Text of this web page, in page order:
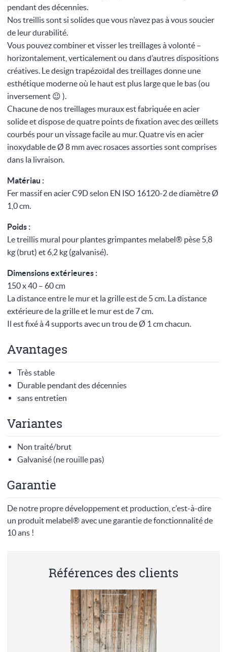
pendant des décennies.
Nos treillis sont si solides que vous n’avez pas à vous soucier
de leur durabilité.
Vous pouvez combiner et visser les treillages à volonté –
horizontalement, verticalement ou dans d’autres dispositions
créatives. Le design trapézoïdal des treillages donne une
esthétique moderne où le haut est plus large que le bas (ou
inversement 😉 ).
Chacune de nos treillages muraux est fabriquée en acier
solide et dispose de quatre points de fixation avec des œillets
courbés pour un vissage facile au mur. Quatre vis en acier
inoxydable de Ø 8 mm avec rosaces assorties sont comprises
dans la livraison.
Matériau :
Fer massif en acier C9D selon EN ISO 16120-2 de diamètre Ø
1,0 cm.
Poids :
Le treillis mural pour plantes grimpantes melabel® pèse 5,8
kg (brut) et 6,2 kg (galvanisé).
Dimensions extérieures :
150 x 40 – 60 cm
La distance entre le mur et la grille est de 5 cm. La distance
extérieure de la grille et le mur est de 7 cm.
Il est fixé à 4 supports avec un trou de Ø 1 cm chacun.
Avantages
Très stable
Durable pendant des décennies
sans entretien
Variantes
Non traité/brut
Galvanisé (ne rouille pas)
Garantie
De notre propre développement et production, c'est-à-dire
un produit melabel® avec une garantie de fonctionnalité de
10 ans !
Références des clients